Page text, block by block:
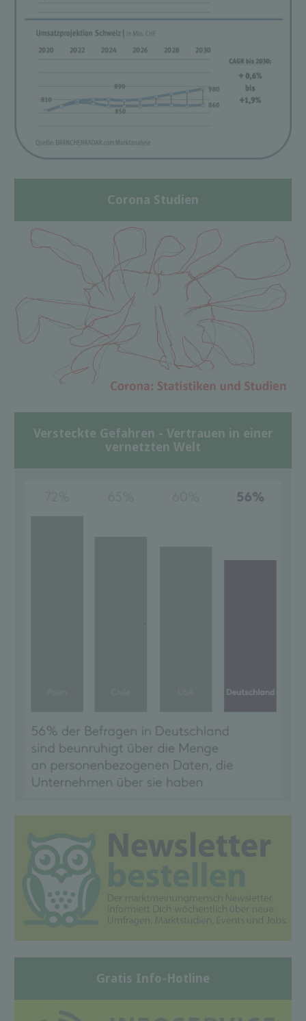
Corona Studien
Versteckte Gefahren - Vertrauen in einer
vernetzten Welt
Gratis Info-Hotline